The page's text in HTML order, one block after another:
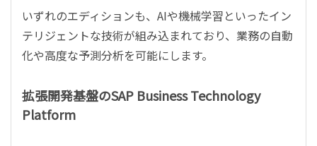
いずれのエディションも、AIや機械学習といったイン
テリジェントな技術が組み込まれており、業務の自動
化や高度な予測分析を可能にします。
拡張開発基盤のSAP Business Technology
Platform